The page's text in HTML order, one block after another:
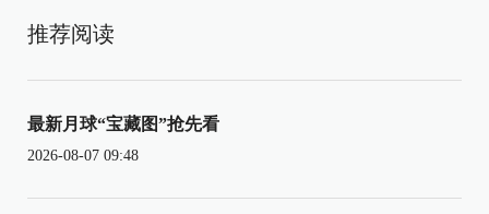
推荐阅读
最新月球“宝藏图”抢先看
2026-08-07 09:48